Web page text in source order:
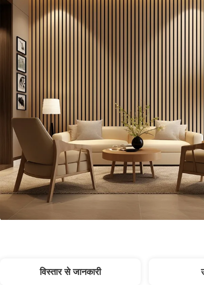
विस्तार से जानकारी